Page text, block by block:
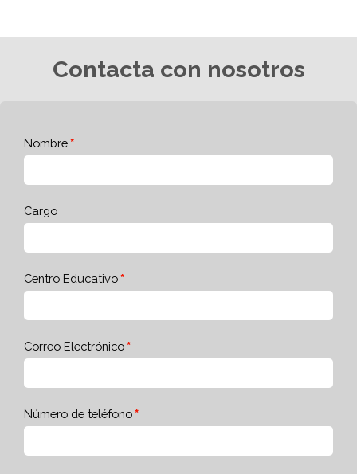
Contacta con nosotros
Nombre
Cargo
Centro Educativo
Correo Electrónico
Número de teléfono